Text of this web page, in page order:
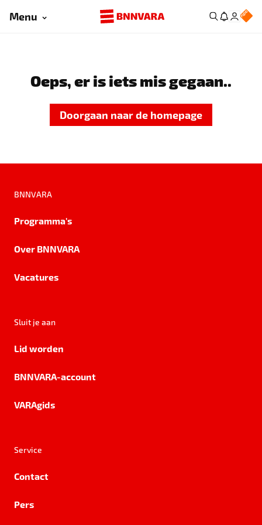
Menu
Oeps, er is iets mis gegaan..
Doorgaan naar de homepage
BNNVARA
Programma's
Over BNNVARA
Vacatures
Sluit je aan
Lid worden
BNNVARA-account
VARAgids
Service
Contact
Pers